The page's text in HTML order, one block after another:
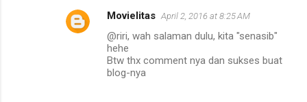
Movielitas April 2, 2016 at 8:25 AM
@riri, wah salaman dulu, kita "senasib"
hehe
Btw thx comment nya dan sukses buat
blog-nya